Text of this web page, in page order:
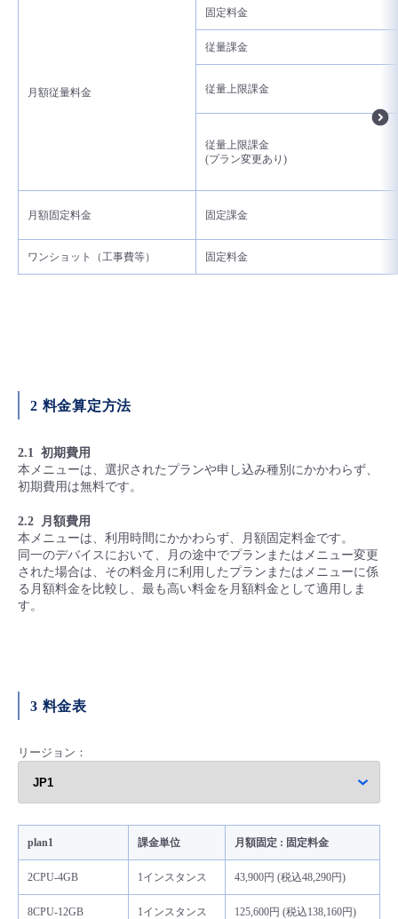
- クラウド / サーバー
- vUTM2
月額従量料金
固定料金
従量課金
従量上限課金
従量上限課金
(プラン変更あり)
月額固定料金 固定課金
ワンショット（工事費等） 固定料金
2 料金算定方法
2.1 初期費用
本メニューは、選択されたプランや申し込み種別にかかわらず、
初期費用は無料です。
2.2 月額費用
本メニューは、利用時間にかかわらず、月額固定料金です。
同一のデバイスにおいて、月の途中でプランまたはメニュー変更
された場合は、その料金月に利用したプランまたはメニューに係
る月額料金を比較し、最も高い料金を月額料金として適用しま
す。
3 料金表
リージョン：
plan1 課金単位 月額固定 : 固定料金
2CPU-4GB 1インスタンス 43,900円 (税込48,290円)
8CPU-12GB 1インスタンス 125,600円 (税込138,160円)